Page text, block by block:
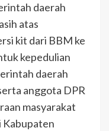
daerah
atas
kit dari BBM ke
kepedulian
daerah
anggota DPR
masyarakat
Kabupaten